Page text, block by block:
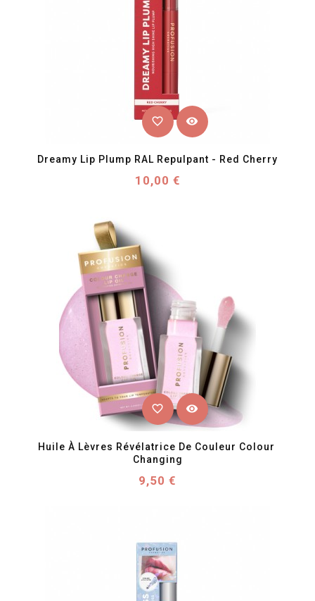
favorite_border visibility
Dreamy Lip Plump RAL Repulpant - Red Cherry
Prix
10,00 €
favorite_border visibility
Huile À Lèvres Révélatrice De Couleur Colour
Changing
Prix
9,50 €